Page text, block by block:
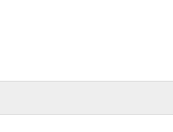
Massachusett